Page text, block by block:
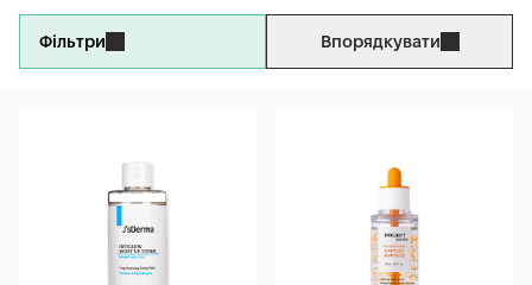
Фільтри Впорядкувати